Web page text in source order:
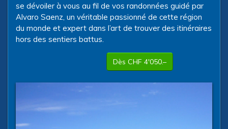
se dévoiler à vous au fil de vos randonnées guidé par
Alvaro Saenz, un véritable passionné de cette région
du monde et expert dans l’art de trouver des itinéraires
hors des sentiers battus.
Dès CHF 4'050.–